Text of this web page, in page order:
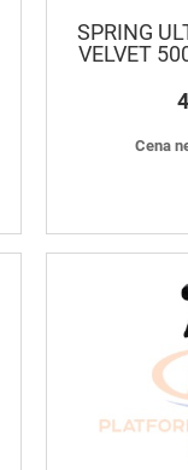
SPRING
VELVET
Cena